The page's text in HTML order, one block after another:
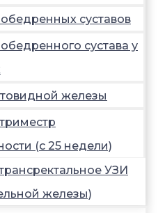
суставов
сустава у
железы
(с 25 недели)
УЗИ
железы)